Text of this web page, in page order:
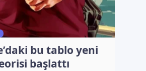
bu tablo yeni
başlattı